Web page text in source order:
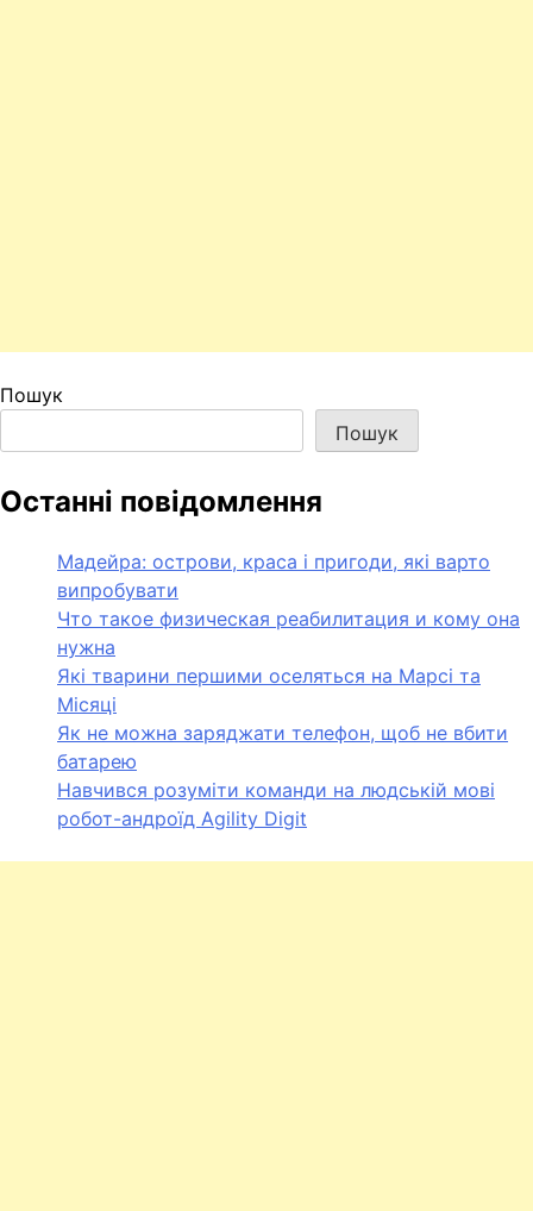
Пошук
Пошук
Останні повідомлення
Мадейра: острови, краса і пригоди, які варто
випробувати
Что такое физическая реабилитация и кому она
нужна
Які тварини першими оселяться на Марсі та
Місяці
Як не можна заряджати телефон, щоб не вбити
батарею
Навчився розуміти команди на людській мові
робот-андроїд Agility Digit